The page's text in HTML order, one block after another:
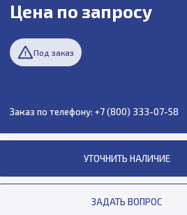
Цена по запросу
Под заказ
Заказ по телефону: +7 (800) 333-07-58
УТОЧНИТЬ НАЛИЧИЕ
ЗАДАТЬ ВОПРОС